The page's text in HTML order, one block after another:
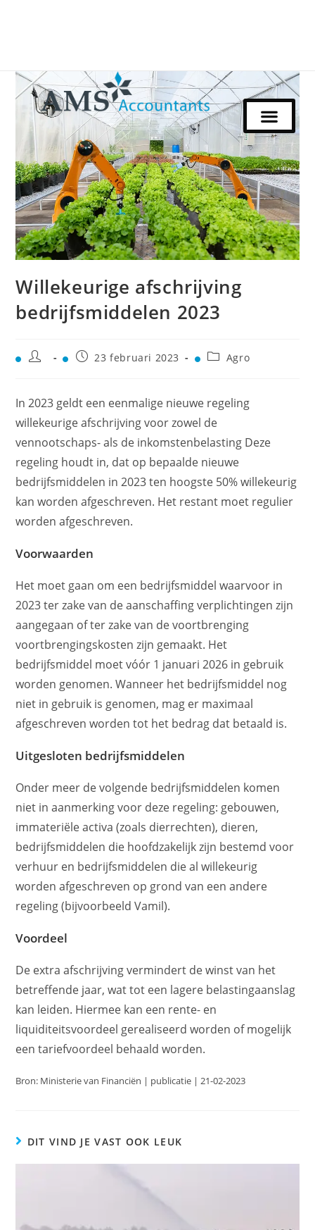
Willekeurige afschrijving
bedrijfsmiddelen 2023
23 februari 2023 Agro
In 2023 geldt een eenmalige nieuwe regeling
willekeurige afschrijving voor zowel de
vennootschaps- als de inkomstenbelasting Deze
regeling houdt in, dat op bepaalde nieuwe
bedrijfsmiddelen in 2023 ten hoogste 50% willekeurig
kan worden afgeschreven. Het restant moet regulier
worden afgeschreven.
Voorwaarden
Het moet gaan om een bedrijfsmiddel waarvoor in
2023 ter zake van de aanschaffing verplichtingen zijn
aangegaan of ter zake van de voortbrenging
voortbrengingskosten zijn gemaakt. Het
bedrijfsmiddel moet vóór 1 januari 2026 in gebruik
worden genomen. Wanneer het bedrijfsmiddel nog
niet in gebruik is genomen, mag er maximaal
afgeschreven worden tot het bedrag dat betaald is.
Uitgesloten bedrijfsmiddelen
Onder meer de volgende bedrijfsmiddelen komen
niet in aanmerking voor deze regeling: gebouwen,
immateriële activa (zoals dierrechten), dieren,
bedrijfsmiddelen die hoofdzakelijk zijn bestemd voor
verhuur en bedrijfsmiddelen die al willekeurig
worden afgeschreven op grond van een andere
regeling (bijvoorbeeld Vamil).
Voordeel
De extra afschrijving vermindert de winst van het
betreffende jaar, wat tot een lagere belastingaanslag
kan leiden. Hiermee kan een rente- en
liquiditeitsvoordeel gerealiseerd worden of mogelijk
een tariefvoordeel behaald worden.
Bron: Ministerie van Financiën | publicatie | 21-02-2023
DIT VIND JE VAST OOK LEUK